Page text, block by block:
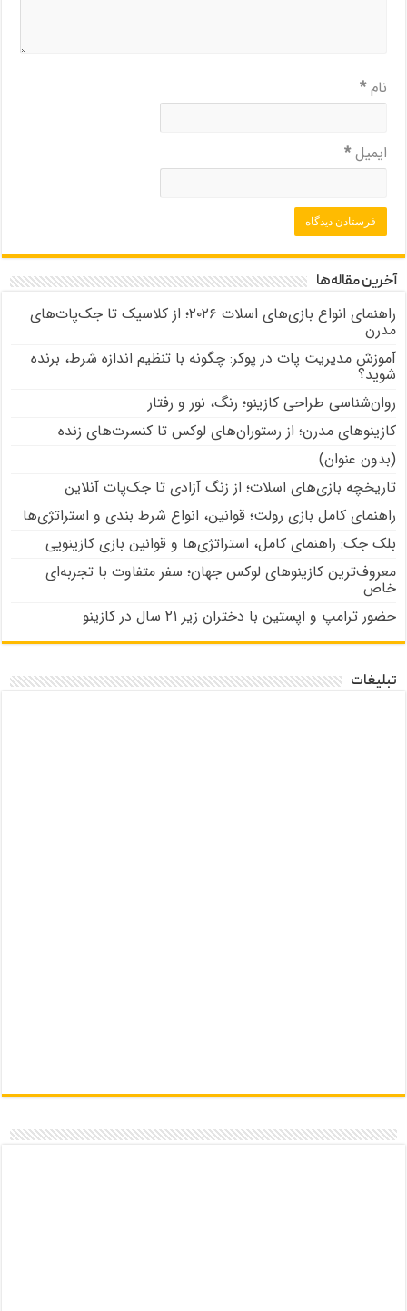
نام*
ایمیل*
آخرین مقاله‌ها
راهنمای انواع بازی‌های اسلات ۲۰۲۶؛ از کلاسیک تا جک‌پات‌های
مدرن
آموزش مدیریت پات در پوکر: چگونه با تنظیم اندازه شرط، برنده
شوید؟
روان‌شناسی طراحی کازینو؛ رنگ، نور و رفتار
کازینوهای مدرن؛ از رستوران‌های لوکس تا کنسرت‌های زنده
(بدون عنوان)
تاریخچه بازی‌های اسلات؛ از زنگ آزادی تا جک‌پات‌ آنلاین
راهنمای کامل بازی رولت؛ قوانین، انواع شرط بندی و استراتژی‌ها
بلک جک: راهنمای کامل، استراتژی‌ها و قوانین بازی کازینویی
معروف‌ترین کازینوهای لوکس جهان؛ سفر متفاوت با تجربه‌ای
خاص
حضور ترامپ و اپستین با دختران زیر ۲۱ سال در کازینو
تبلیغات